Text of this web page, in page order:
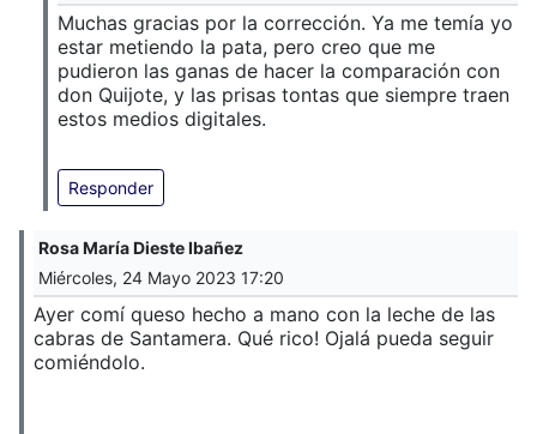
Muchas gracias por la corrección. Ya me temía yo
estar metiendo la pata, pero creo que me
pudieron las ganas de hacer la comparación con
don Quijote, y las prisas tontas que siempre traen
estos medios digitales.
Responder
Rosa María Dieste Ibañez
Miércoles, 24 Mayo 2023 17:20
Ayer comí queso hecho a mano con la leche de las
cabras de Santamera. Qué rico! Ojalá pueda seguir
comiéndolo.